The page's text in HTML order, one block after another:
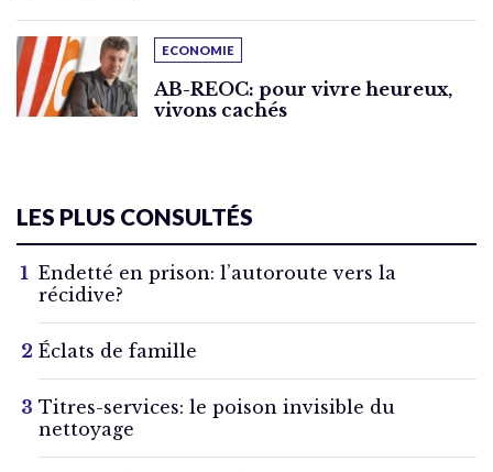
ECONOMIE
AB-REOC: pour vivre heureux,
vivons cachés
LES PLUS CONSULTÉS
Endetté en prison: l’autoroute vers la
récidive?
Éclats de famille
Titres-services: le poison invisible du
nettoyage